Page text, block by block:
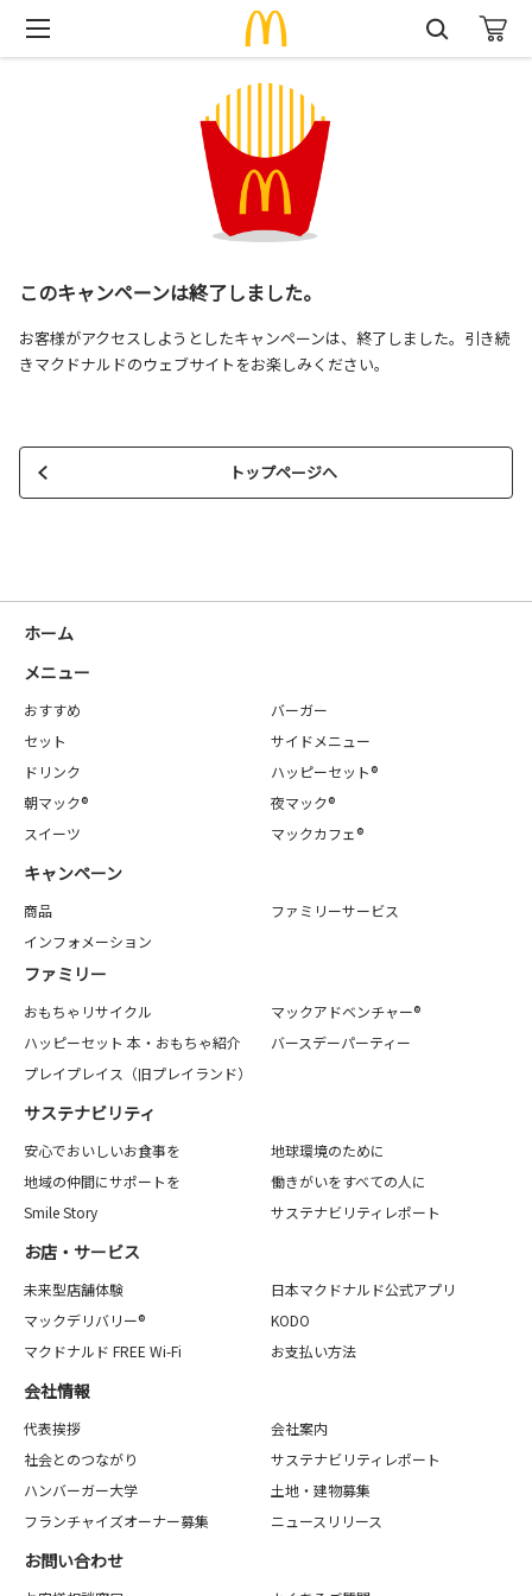
このキャンペーンは終了しました。
お客様がアクセスしようとしたキャンペーンは、終了しました。引き続
きマクドナルドのウェブサイトをお楽しみください。
トップページへ
ホーム
メニュー
おすすめ
バーガー
セット
サイドメニュー
ドリンク
ハッピーセット®
朝マック®
夜マック®
スイーツ
マックカフェ®
キャンペーン
商品
ファミリーサービス
インフォメーション
ファミリー
おもちゃリサイクル
マックアドベンチャー®
ハッピーセット 本・おもちゃ紹介
バースデーパーティー
プレイプレイス（旧プレイランド）
サステナビリティ
安心でおいしいお食事を
地球環境のために
地域の仲間にサポートを
働きがいをすべての人に
Smile Story
サステナビリティレポート
お店・サービス
未来型店舗体験
日本マクドナルド公式アプリ
マックデリバリー®
KODO
マクドナルド FREE Wi-Fi
お支払い方法
会社情報
代表挨拶
会社案内
社会とのつながり
サステナビリティレポート
ハンバーガー大学
土地・建物募集
フランチャイズオーナー募集
ニュースリリース
お問い合わせ